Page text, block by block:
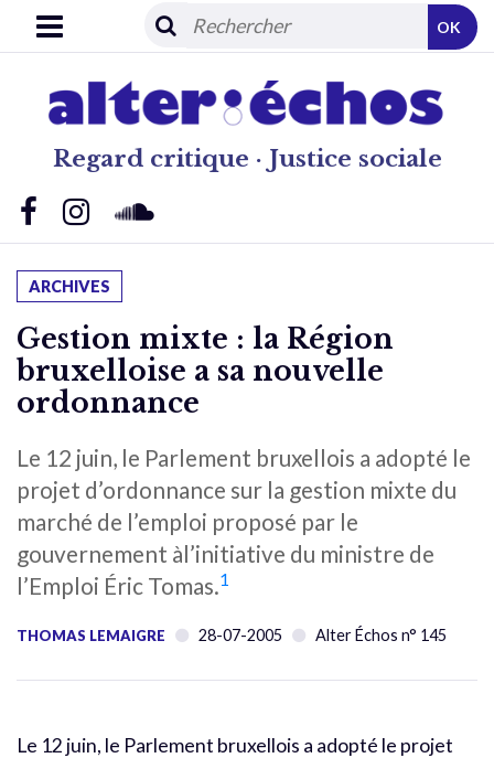
Regard critique · Justice sociale
OK
ARCHIVES
Gestion mixte : la Région
bruxelloise a sa nouvelle
ordonnance
Le 12 juin, le Parlement bruxellois a adopté le
projet d’ordonnance sur la gestion mixte du
marché de l’emploi proposé par le
gouvernement àl’initiative du ministre de
l’Emploi Éric Tomas.1
THOMAS LEMAIGRE 28-07-2005 Alter Échos n° 145
Le 12 juin, le Parlement bruxellois a adopté le projet